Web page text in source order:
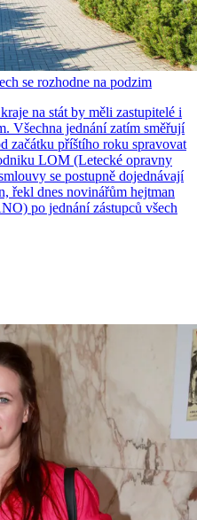
se rozhodne na podzim
na stát by měli zastupitelé i
Všechna jednání zatím směřují
začátku příštího roku spravovat
LOM (Letecké opravny
se postupně dojednávají
řekl dnes novinářům hejtman
po jednání zástupců všech